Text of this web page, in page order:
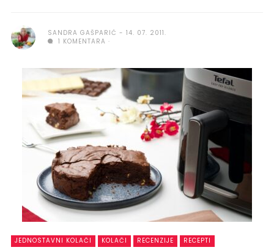
SANDRA GAŠPARIĆ
14. 07. 2011.
1 KOMENTARA
JEDNOSTAVNI KOLAČI KOLAČI RECENZIJE
RECEPTI